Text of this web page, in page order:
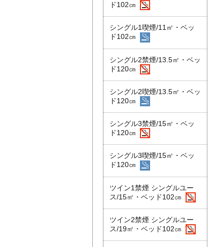
ド102㎝
シングル1喫煙/11㎡・ベッ
ド102㎝
シングル2禁煙/13.5㎡・ベッ
ド120㎝
シングル2喫煙/13.5㎡・ベッ
ド120㎝
シングル3禁煙/15㎡・ベッ
ド120㎝
シングル3喫煙/15㎡・ベッ
ド120㎝
ツイン1禁煙 シングルユー
ス/15㎡・ベッド102㎝
ツイン2禁煙 シングルユー
ス/19㎡・ベッド102㎝